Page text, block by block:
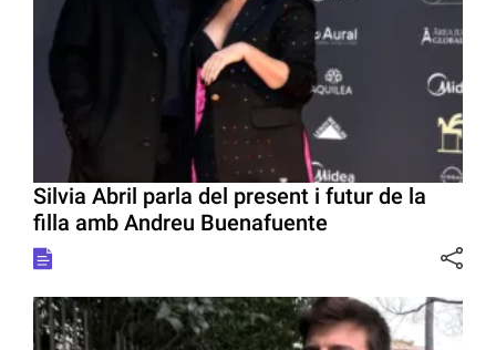
Silvia Abril parla del present i futur de la
filla amb Andreu Buenafuente